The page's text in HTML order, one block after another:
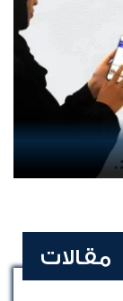
مقالات